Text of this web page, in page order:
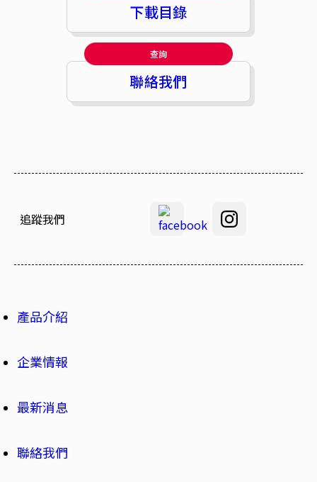
下載目錄
查詢
聯絡我們
產品介紹
企業情報
最新消息
聯絡我們
追蹤我們